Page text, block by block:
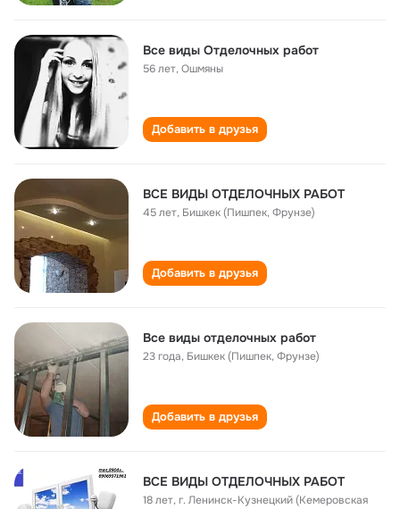
Все виды Отделочных работ
56 лет,Ошмяны
Добавить в друзья
ВСЕ ВИДЫ ОТДЕЛОЧНЫХ РАБОТ
45 лет, Бишкек (Пишпек, Фрунзе)
Добавить в друзья
Все виды отделочных работ
23 года, Бишкек (Пишпек, Фрунзе)
Добавить в друзья
ВСЕ ВИДЫ ОТДЕЛОЧНЫХ РАБОТ
18 лет,г. Ленинск-Кузнецкий (Кемеровская